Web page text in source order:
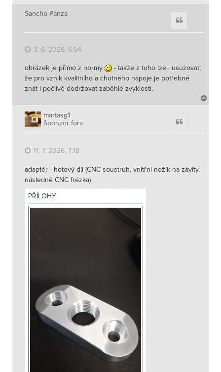
a
Sancho Panza
3. 6. 2026, 6:54
obrázek je přímo z normy
- takže z toho lze i usuzovat,
že pro vznik kvalitního a chutného nápoje je potřebné
znát i pečlivě dodržovat zaběhlé zvyklosti.
a
martasg1
Sponzor fora
11. 7. 2026, 7:18
adaptér - hotový díl (CNC soustruh, vnitřní nožík na závity,
následně CNC frézka)
PŘÍLOHY